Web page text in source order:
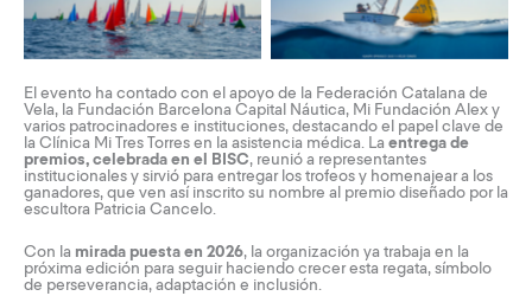
El evento ha contado con el apoyo de la Federación Catalana de
Vela, la Fundación Barcelona Capital Náutica, Mi Fundación Alex y
varios patrocinadores e instituciones, destacando el papel clave de
la Clínica Mi Tres Torres en la asistencia médica. La entrega de
premios, celebrada en el BISC, reunió a representantes
institucionales y sirvió para entregar los trofeos y homenajear a los
ganadores, que ven así inscrito su nombre al premio diseñado por la
escultora Patricia Cancelo.
Con la mirada puesta en 2026, la organización ya trabaja en la
próxima edición para seguir haciendo crecer esta regata, símbolo
de perseverancia, adaptación e inclusión.